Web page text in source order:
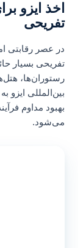
اخذ ایزو
تفریحی
در عصر رقابتی
تفریحی بسیار
رستوران‌ها،
بین‌المللی ایزو
بهبود مداوم
می‌شود.